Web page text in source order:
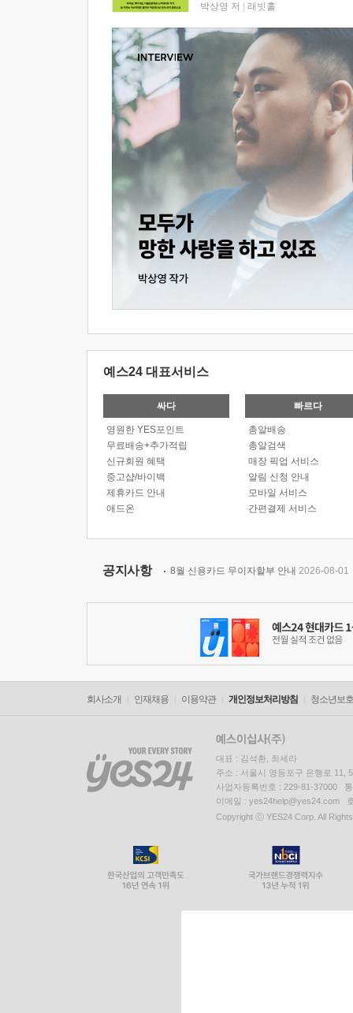
박상영 저 래빗홀
예스24 대표서비스
싸다
영원한 YES포인트
무료배송+추가적립
신규회원 혜택
중고샵/바이백
제휴카드 안내
애드온
빠르다
총알배송
총알검색
매장 픽업 서비스
알림 신청 안내
모바일 서비스
간편결제 서비스
공지사항 8월 신용카드 무이자할부 안내 2026-08-01
회사소개 인재채용 이용약관 개인정보처리방침 청소년보
대표 : 김석환, 최세라
주소 : 서울시 영등포구 은행로 11,
사업자등록번호 : 229-81-37000
이메일 : yes24help@yes24.com
Copyright ⓒ YES24 Corp. All